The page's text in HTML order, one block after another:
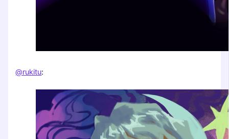
@rukitu: